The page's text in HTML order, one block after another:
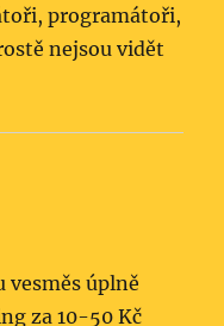
programátoři,
nejsou vidět
vesměs úplně
za 10-50 Kč